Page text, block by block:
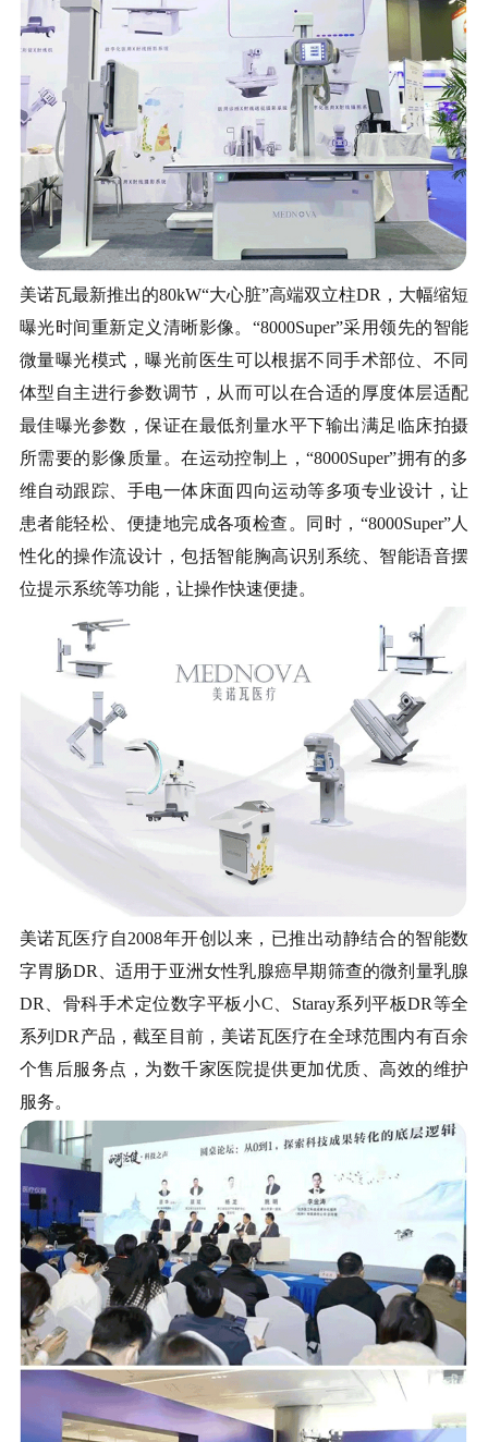
美诺瓦最新推出的80kW“大心脏”高端双立柱DR，大幅缩短
曝光时间重新定义清晰影像。“8000Super”采用领先的智能
微量曝光模式，曝光前医生可以根据不同手术部位、不同
体型自主进行参数调节，从而可以在合适的厚度体层适配
最佳曝光参数，保证在最低剂量水平下输出满足临床拍摄
所需要的影像质量。在运动控制上，“8000Super”拥有的多
维自动跟踪、手电一体床面四向运动等多项专业设计，让
患者能轻松、便捷地完成各项检查。同时，“8000Super”人
性化的操作流设计，包括智能胸高识别系统、智能语音摆
位提示系统等功能，让操作快速便捷。
美诺瓦医疗自2008年开创以来，已推出动静结合的智能数
字胃肠DR、适用于亚洲女性乳腺癌早期筛查的微剂量乳腺
DR、骨科手术定位数字平板小C、Staray系列平板DR等全
系列DR产品，截至目前，美诺瓦医疗在全球范围内有百余
个售后服务点，为数千家医院提供更加优质、高效的维护
服务。